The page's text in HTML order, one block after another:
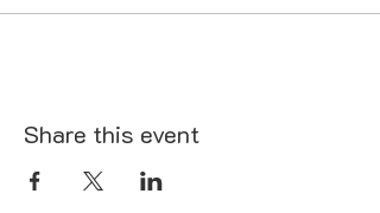
Share this event